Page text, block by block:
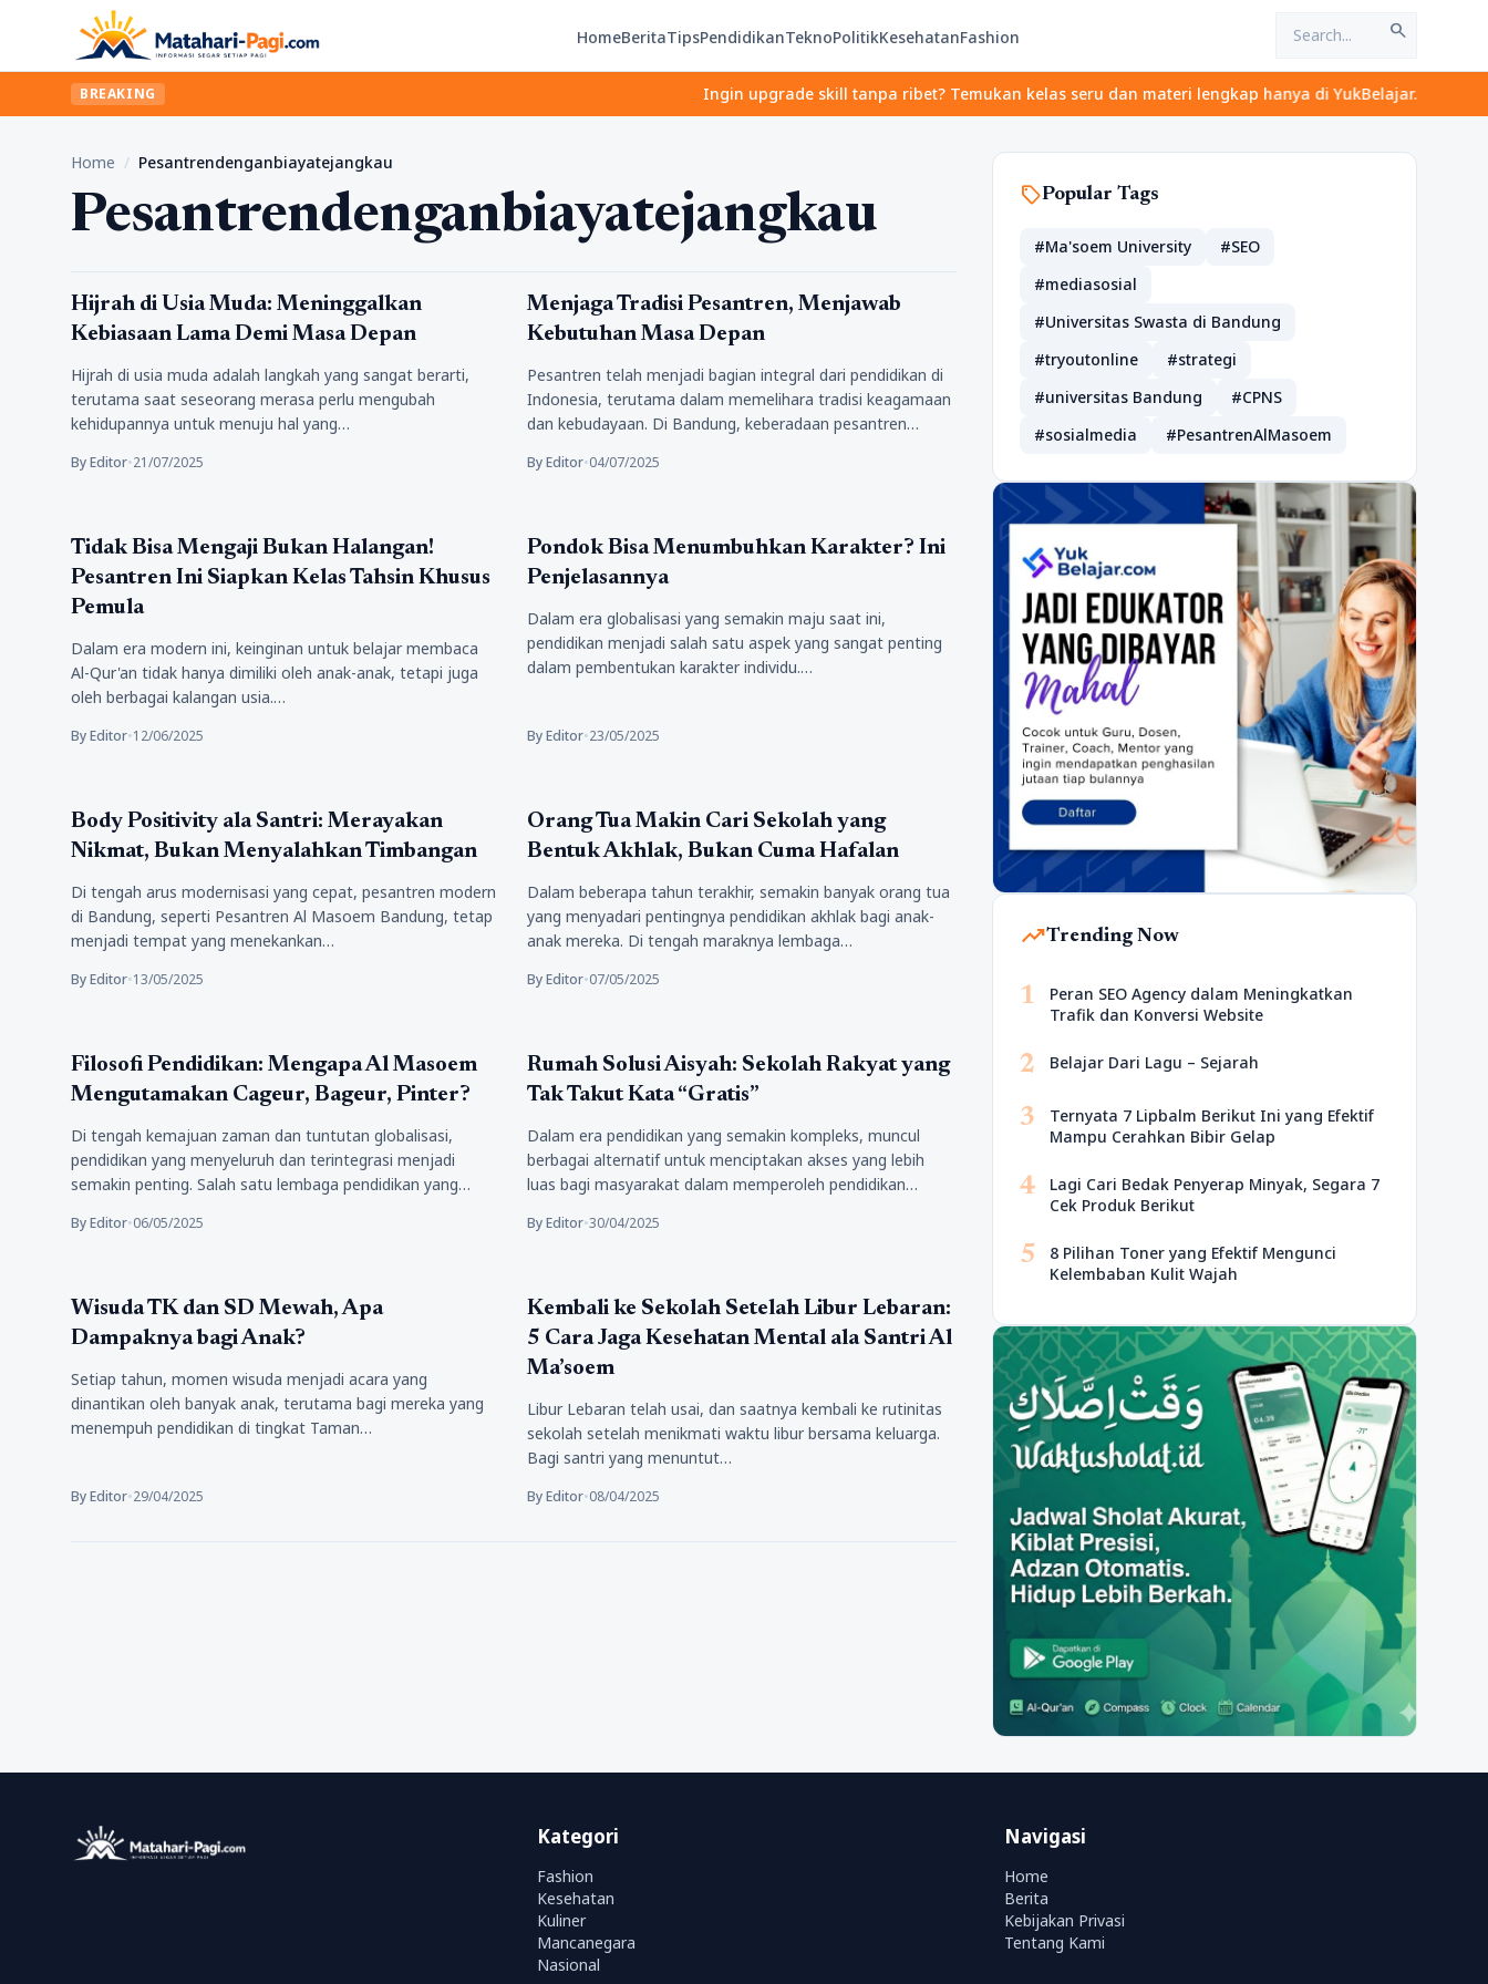
HomeBeritaTipsPendidikanTeknoPolitikKesehatanFashion search
BREAKING Ingin upgrade skill tanpa ribet? Temukan kelas seru dan materi lengkap hanya di YukBelajar.com. Mulai
Home / Pesantrendenganbiayatejangkau
Pesantrendenganbiayatejangkau
Pendidikan
Hijrah di Usia Muda: Meninggalkan
Kebiasaan Lama Demi Masa Depan
Hijrah di usia muda adalah langkah yang sangat berarti,
terutama saat seseorang merasa perlu mengubah
kehidupannya untuk menuju hal yang…
By Editor•21/07/2025
Pendidikan
Menjaga Tradisi Pesantren, Menjawab
Kebutuhan Masa Depan
Pesantren telah menjadi bagian integral dari pendidikan di
Indonesia, terutama dalam memelihara tradisi keagamaan
dan kebudayaan. Di Bandung, keberadaan pesantren…
By Editor•04/07/2025
Pendidikan
Tidak Bisa Mengaji Bukan Halangan!
Pesantren Ini Siapkan Kelas Tahsin Khusus
Pemula
Dalam era modern ini, keinginan untuk belajar membaca
Al-Qur'an tidak hanya dimiliki oleh anak-anak, tetapi juga
oleh berbagai kalangan usia.…
By Editor•12/06/2025
Pendidikan
Pondok Bisa Menumbuhkan Karakter? Ini
Penjelasannya
Dalam era globalisasi yang semakin maju saat ini,
pendidikan menjadi salah satu aspek yang sangat penting
dalam pembentukan karakter individu.…
By Editor•23/05/2025
Pendidikan
Body Positivity ala Santri: Merayakan
Nikmat, Bukan Menyalahkan Timbangan
Di tengah arus modernisasi yang cepat, pesantren modern
di Bandung, seperti Pesantren Al Masoem Bandung, tetap
menjadi tempat yang menekankan…
By Editor•13/05/2025
Pendidikan
Orang Tua Makin Cari Sekolah yang
Bentuk Akhlak, Bukan Cuma Hafalan
Dalam beberapa tahun terakhir, semakin banyak orang tua
yang menyadari pentingnya pendidikan akhlak bagi anak-
anak mereka. Di tengah maraknya lembaga…
By Editor•07/05/2025
Pendidikan
Filosofi Pendidikan: Mengapa Al Masoem
Mengutamakan Cageur, Bageur, Pinter?
Di tengah kemajuan zaman dan tuntutan globalisasi,
pendidikan yang menyeluruh dan terintegrasi menjadi
semakin penting. Salah satu lembaga pendidikan yang…
By Editor•06/05/2025
Pendidikan
Rumah Solusi Aisyah: Sekolah Rakyat yang
Tak Takut Kata “Gratis”
Dalam era pendidikan yang semakin kompleks, muncul
berbagai alternatif untuk menciptakan akses yang lebih
luas bagi masyarakat dalam memperoleh pendidikan…
By Editor•30/04/2025
Pendidikan
Wisuda TK dan SD Mewah, Apa
Dampaknya bagi Anak?
Setiap tahun, momen wisuda menjadi acara yang
dinantikan oleh banyak anak, terutama bagi mereka yang
menempuh pendidikan di tingkat Taman…
By Editor•29/04/2025
Tips
Kembali ke Sekolah Setelah Libur Lebaran:
5 Cara Jaga Kesehatan Mental ala Santri Al
Ma’soem
Libur Lebaran telah usai, dan saatnya kembali ke rutinitas
sekolah setelah menikmati waktu libur bersama keluarga.
Bagi santri yang menuntut…
By Editor•08/04/2025
sellPopular Tags
#Ma'soem University
#SEO
#mediasosial
#Universitas Swasta di Bandung
#tryoutonline
#strategi
#universitas Bandung
#CPNS
#sosialmedia
#PesantrenAlMasoem
trending_upTrending Now
1
Peran SEO Agency dalam Meningkatkan
Trafik dan Konversi Website
2 Belajar Dari Lagu – Sejarah
3
Ternyata 7 Lipbalm Berikut Ini yang Efektif
Mampu Cerahkan Bibir Gelap
4
Lagi Cari Bedak Penyerap Minyak, Segara 7
Cek Produk Berikut
5
8 Pilihan Toner yang Efektif Mengunci
Kelembaban Kulit Wajah
Kategori
Fashion
Kesehatan
Kuliner
Mancanegara
Nasional
Navigasi
Home
Berita
Kebijakan Privasi
Tentang Kami